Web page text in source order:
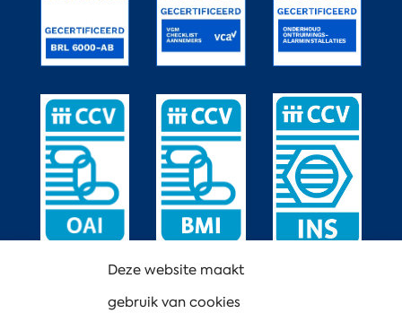
Deze website maakt
gebruik van cookies